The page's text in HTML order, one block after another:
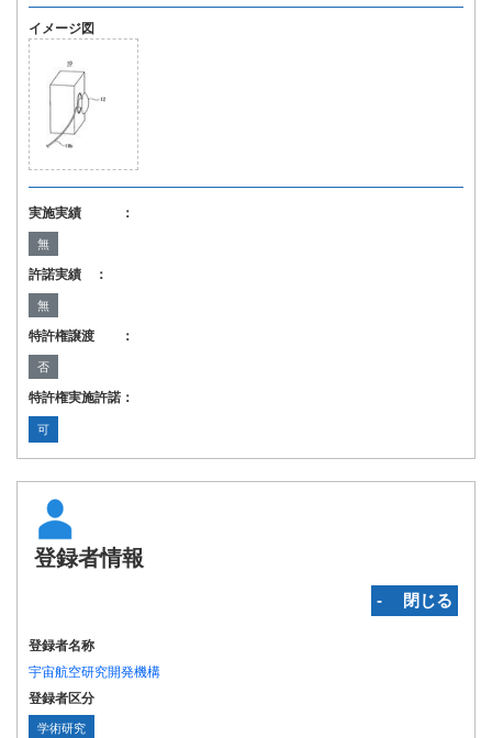
イメージ図
実施実績 ：
無
許諾実績 ：
無
特許権譲渡 ：
否
特許権実施許諾：
可
登録者情報
‐ 閉じる
登録者名称
宇宙航空研究開発機構
登録者区分
学術研究